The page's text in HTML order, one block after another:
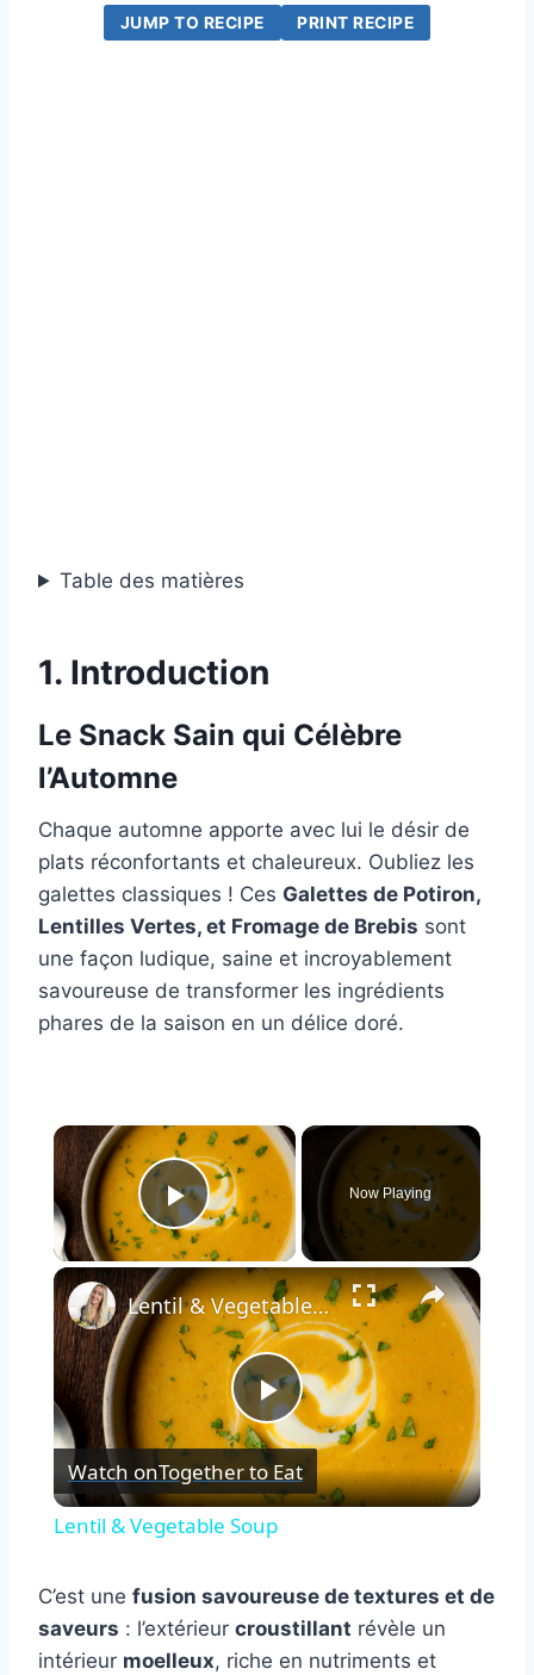
JUMP TO RECIPE PRINT RECIPE
Table des matières
1. Introduction
Le Snack Sain qui Célèbre
l’Automne
Chaque automne apporte avec lui le désir de
plats réconfortants et chaleureux. Oubliez les
galettes classiques ! Ces Galettes de Potiron,
Lentilles Vertes, et Fromage de Brebis sont
une façon ludique, saine et incroyablement
savoureuse de transformer les ingrédients
phares de la saison en un délice doré.
×
Play Video
Now Playing
×
Play
Video
Lentil & Vegetable Soup
Watch onTogether to Eat
Lentil & Vegetable Soup
C’est une fusion savoureuse de textures et de
saveurs : l’extérieur croustillant révèle un
intérieur moelleux, riche en nutriments et